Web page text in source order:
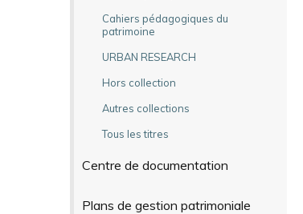
Cahiers pédagogiques du
patrimoine
URBAN RESEARCH
Hors collection
Autres collections
Tous les titres
Centre de documentation
Plans de gestion patrimoniale